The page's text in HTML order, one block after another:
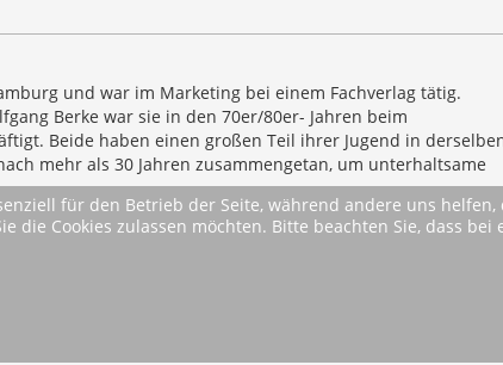
und war im Marketing bei einem Fachverlag tätig.
Berke war sie in den 70er/80er- Jahren beim
Beide haben einen großen Teil ihrer Jugend in
mehr als 30 Jahren zusammengetan, um unterhaltsame
für den Betrieb der Seite, während andere uns
die Cookies zulassen möchten. Bitte beachten Sie, dass